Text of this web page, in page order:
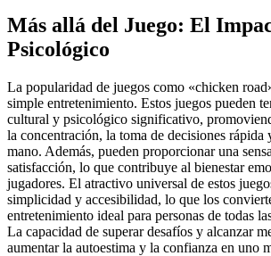
Más allá del Juego: El
Psicológico
La popularidad de juegos como «chicken
simple entretenimiento. Estos juegos pueden
cultural y psicológico significativo,
la concentración, la toma de decisiones
mano. Además, pueden proporcionar una
satisfacción, lo que contribuye al bienestar
jugadores. El atractivo universal de estos
simplicidad y accesibilidad, lo que los
entretenimiento ideal para personas de todas
La capacidad de superar desafíos y alcanzar
aumentar la autoestima y la confianza en uno